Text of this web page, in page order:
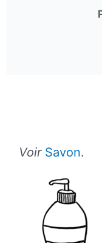
Voir Savon.